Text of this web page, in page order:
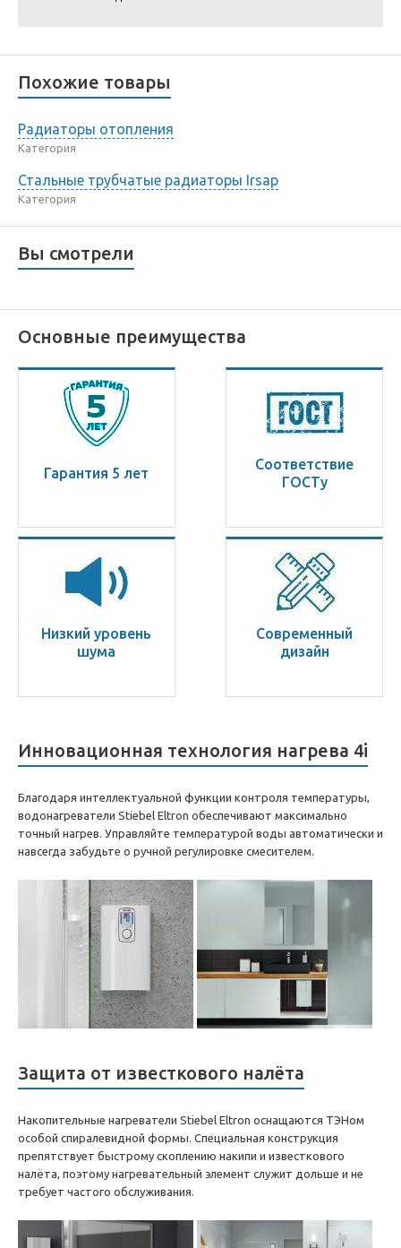
Похожие товары
Радиаторы отопления
Категория
Стальные трубчатые радиаторы Irsap
Категория
Вы смотрели
Основные преимущества
Гарантия 5 лет
Соответствие
ГОСТу
Низкий уровень
шума
Современный
дизайн
Инновационная технология нагрева 4i
Благодаря интеллектуальной функции контроля температуры,
водонагреватели Stiebel Eltron обеспечивают максимально
точный нагрев. Управляйте температурой воды автоматически и
навсегда забудьте о ручной регулировке смесителем.
Защита от известкового налёта
Накопительные нагреватели Stiebel Eltron оснащаются ТЭНом
особой спиралевидной формы. Специальная конструкция
препятствует быстрому скоплению накипи и известкового
налёта, поэтому нагревательный элемент служит дольше и не
требует частого обслуживания.